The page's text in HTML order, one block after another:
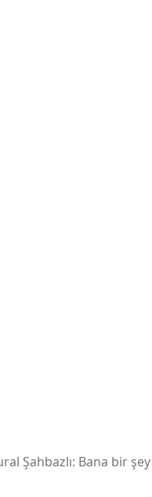
Şahbazlı: Bana bir